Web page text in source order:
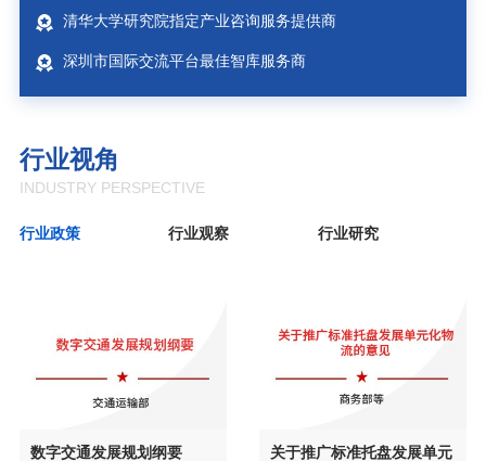
清华大学研究院指定产业咨询服务提供商
深圳市国际交流平台最佳智库服务商
行业视角
INDUSTRY PERSPECTIVE
行业政策 行业观察 行业研究
数字交通发展规划纲要
关于推广标准托盘发展单元